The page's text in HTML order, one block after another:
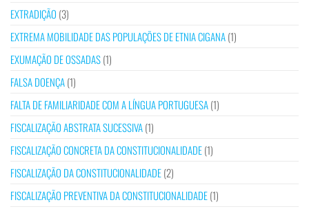
EXTRADIÇÃO (3)
EXTREMA MOBILIDADE DAS POPULAÇÕES DE ETNIA CIGANA(1)
EXUMAÇÃO DE OSSADAS(1)
FALSA DOENÇA(1)
FALTA DE FAMILIARIDADE COM A LÍNGUA PORTUGUESA(1)
FISCALIZAÇÃO ABSTRATA SUCESSIVA(1)
FISCALIZAÇÃO CONCRETA DA CONSTITUCIONALIDADE(1)
FISCALIZAÇÃO DA CONSTITUCIONALIDADE(2)
FISCALIZAÇÃO PREVENTIVA DA CONSTITUCIONALIDADE(1)